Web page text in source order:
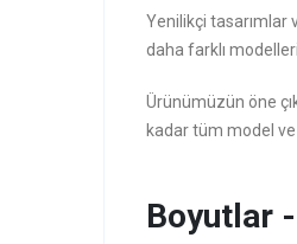
Yenilikçi tasarımlar
daha farklı
Ürünümüzün öne
kadar tüm model
Boyutlar